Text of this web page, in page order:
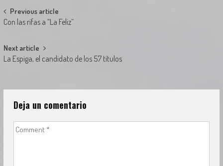
Post
navigation
Previous article
Con las rifas a “La Feliz”
Next article
La Espiga, el candidato de los 57 títulos
Deja un comentario